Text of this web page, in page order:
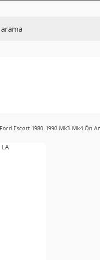
Ford Escort 1980-1990 Mk3-Mk4 Ön